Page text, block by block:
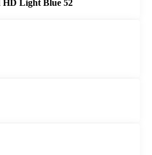
Sibglass Trade
документация
Light Blue 52